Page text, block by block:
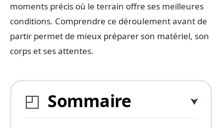
moments précis où le terrain offre ses meilleures
conditions. Comprendre ce déroulement avant de
partir permet de mieux préparer son matériel, son
corps et ses attentes.
Sommaire